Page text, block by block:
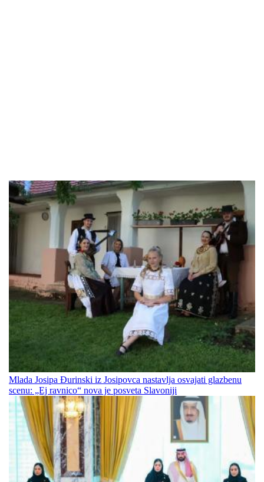
Mlada Josipa Đurinski iz Josipovca nastavlja osvajati glazbenu
scenu: „Ej ravnico“ nova je posveta Slavoniji